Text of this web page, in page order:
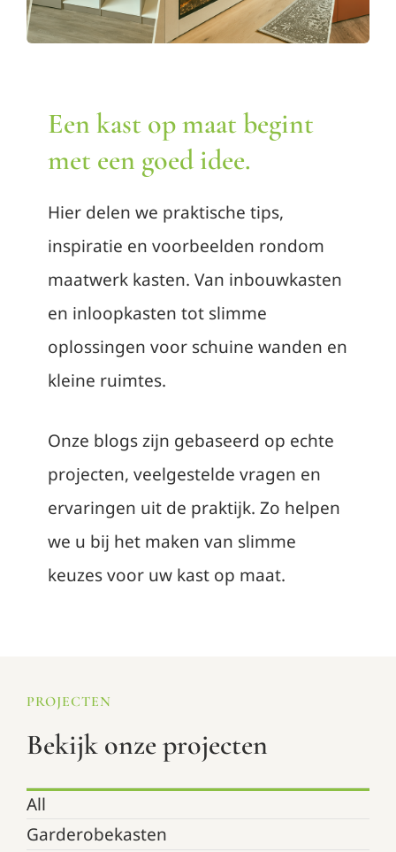
Contact
Een kast op maat begint
met een goed idee.
Hier delen we praktische tips,
inspiratie en voorbeelden rondom
maatwerk kasten. Van inbouwkasten
en inloopkasten tot slimme
oplossingen voor schuine wanden en
kleine ruimtes.
Onze blogs zijn gebaseerd op echte
projecten, veelgestelde vragen en
ervaringen uit de praktijk. Zo helpen
we u bij het maken van slimme
keuzes voor uw kast op maat.
PROJECTEN
Bekijk onze projecten
All
Garderobekasten